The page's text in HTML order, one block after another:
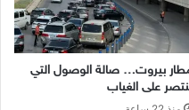
بيروت… صالة الوصول التي
على الغياب